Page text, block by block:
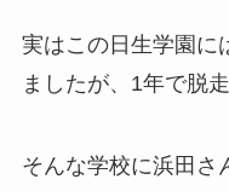
実はこの日生学園に
ましたが、1年で脱
そんな学校に浜田さ